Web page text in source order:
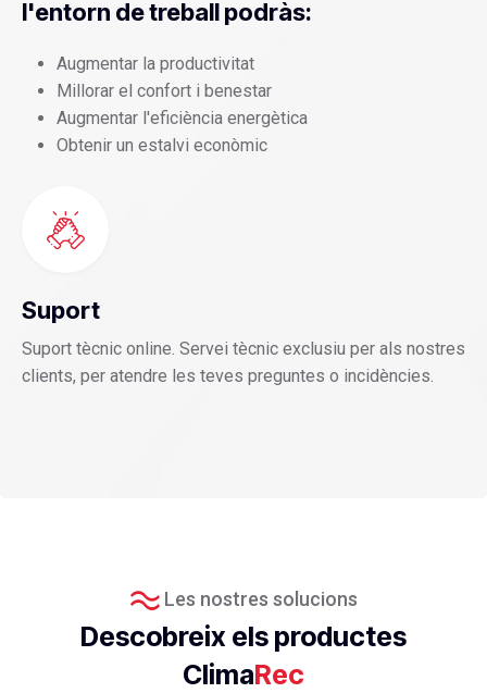
l'entorn de treball podràs:
Augmentar la productivitat
Millorar el confort i benestar
Augmentar l'eficiència energètica
Obtenir un estalvi econòmic
Suport
Suport tècnic online. Servei tècnic exclusiu per als nostres
clients, per atendre les teves preguntes o incidències.
Les nostres solucions
Descobreix els productes
ClimaRec